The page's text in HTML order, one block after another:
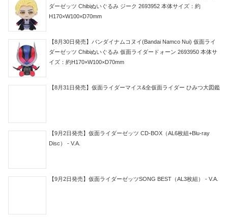
ダーゼッツ Chibiぬいぐるみ ジーク 2693952 本体サイズ：約
H170×W100×D70mm
【8月30日発売】バンダイナムコヌイ(Bandai Namco Nui) 仮面ライ
ダーゼッツ Chibiぬいぐるみ 仮面ライダードォーン 2693950 本体サ
イズ：約H170×W100×D70mm
【8月31日発売】仮面ライダーマイス&全仮面ライダー ひみつ大図鑑
【9月2日発売】仮面ライダーゼッツ CD-BOX（AL6枚組+Blu-ray
Disc） - V.A.
【9月2日発売】仮面ライダーゼッツSONG BEST（AL3枚組） - V.A.